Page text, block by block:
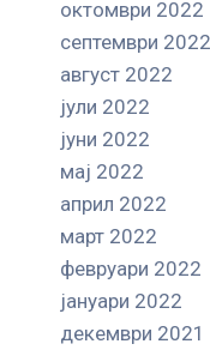
октомври 2022
септември 2022
август 2022
јули 2022
јуни 2022
мај 2022
април 2022
март 2022
февруари 2022
јануари 2022
декември 2021